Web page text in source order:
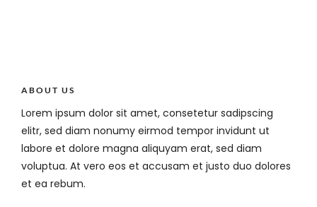
ABOUT US
Lorem ipsum dolor sit amet, consetetur sadipscing
elitr, sed diam nonumy eirmod tempor invidunt ut
labore et dolore magna aliquyam erat, sed diam
voluptua. At vero eos et accusam et justo duo dolores
et ea rebum.